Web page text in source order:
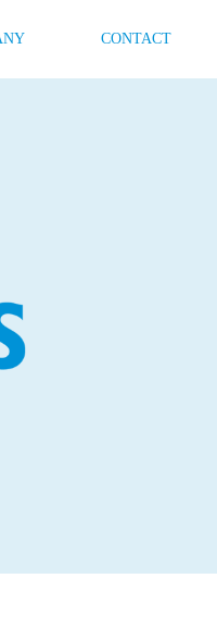
CONTACT